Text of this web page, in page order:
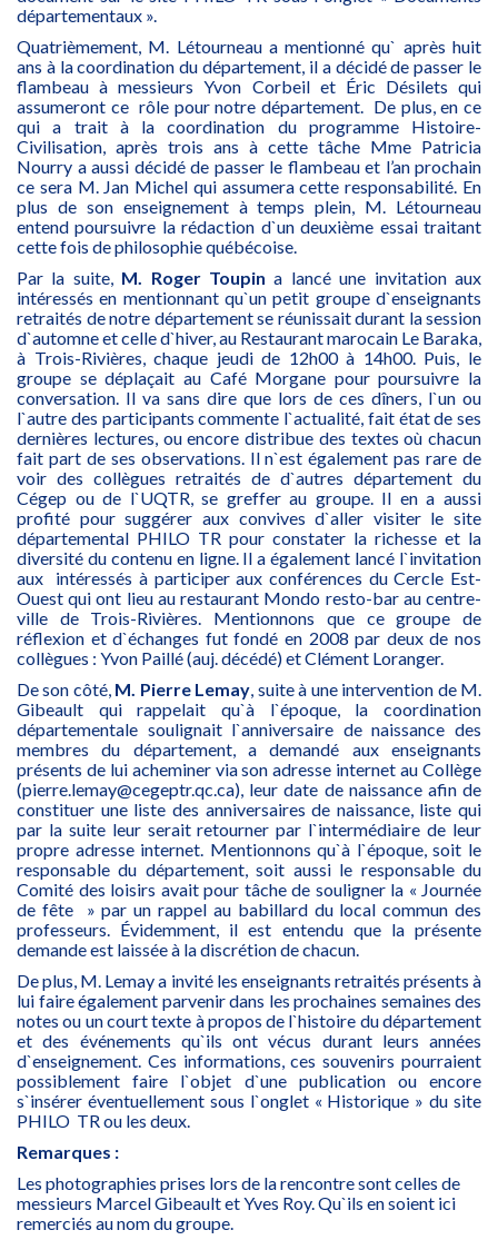
départementaux ».
Quatrièmement, M. Létourneau a mentionné qu` après huit
ans à la coordination du département, il a décidé de passer le
flambeau à messieurs Yvon Corbeil et Éric Désilets qui
assumeront ce rôle pour notre département. De plus, en ce
qui a trait à la coordination du programme Histoire-
Civilisation, après trois ans à cette tâche Mme Patricia
Nourry a aussi décidé de passer le flambeau et l’an prochain
ce sera M. Jan Michel qui assumera cette responsabilité. En
plus de son enseignement à temps plein, M. Létourneau
entend poursuivre la rédaction d`un deuxième essai traitant
cette fois de philosophie québécoise.
Par la suite, M. Roger Toupin a lancé une invitation aux
intéressés en mentionnant qu`un petit groupe d`enseignants
retraités de notre département se réunissait durant la session
d`automne et celle d`hiver, au Restaurant marocain Le Baraka,
à Trois-Rivières, chaque jeudi de 12h00 à 14h00. Puis, le
groupe se déplaçait au Café Morgane pour poursuivre la
conversation. Il va sans dire que lors de ces dîners, l`un ou
l`autre des participants commente l`actualité, fait état de ses
dernières lectures, ou encore distribue des textes où chacun
fait part de ses observations. Il n`est également pas rare de
voir des collègues retraités de d`autres département du
Cégep ou de l`UQTR, se greffer au groupe. Il en a aussi
profité pour suggérer aux convives d`aller visiter le site
départemental PHILO TR pour constater la richesse et la
diversité du contenu en ligne. Il a également lancé l`invitation
aux intéressés à participer aux conférences du Cercle Est-
Ouest qui ont lieu au restaurant Mondo resto-bar au centre-
ville de Trois-Rivières. Mentionnons que ce groupe de
réflexion et d`échanges fut fondé en 2008 par deux de nos
collègues : Yvon Paillé (auj. décédé) et Clément Loranger.
De son côté, M. Pierre Lemay , suite à une intervention de M.
Gibeault qui rappelait qu`à l`époque, la coordination
départementale soulignait l`anniversaire de naissance des
membres du département, a demandé aux enseignants
présents de lui acheminer via son adresse internet au Collège
(pierre.lemay@cegeptr.qc.ca), leur date de naissance afin de
constituer une liste des anniversaires de naissance, liste qui
par la suite leur serait retourner par l`intermédiaire de leur
propre adresse internet. Mentionnons qu`à l`époque, soit le
responsable du département, soit aussi le responsable du
Comité des loisirs avait pour tâche de souligner la « Journée
de fête » par un rappel au babillard du local commun des
professeurs. Évidemment, il est entendu que la présente
demande est laissée à la discrétion de chacun.
De plus, M. Lemay a invité les enseignants retraités présents à
lui faire également parvenir dans les prochaines semaines des
notes ou un court texte à propos de l`histoire du département
et des événements qu`ils ont vécus durant leurs années
d`enseignement. Ces informations, ces souvenirs pourraient
possiblement faire l`objet d`une publication ou encore
s`insérer éventuellement sous l`onglet « Historique » du site
PHILO TR ou les deux.
Remarques :
Les photographies prises lors de la rencontre sont celles de
messieurs Marcel Gibeault et Yves Roy. Qu`ils en soient ici
remerciés au nom du groupe.